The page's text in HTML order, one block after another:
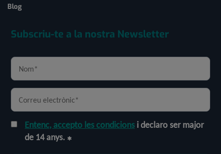
Blog
Subscriu-te a la nostra Newsletter
Entenc, accepto les condicions i declaro ser major
de 14 anys.